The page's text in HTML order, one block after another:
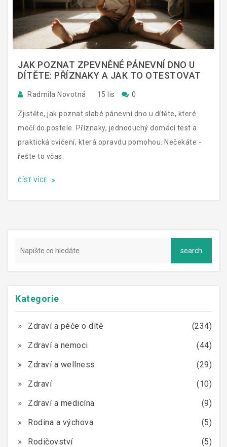
JAK POZNAT ZPEVNĚNÉ PÁNEVNÍ DNO U
DÍTĚTE: PŘÍZNAKY A JAK TO OTESTOVAT
Radmila Novotná 15 lis 0
Zjistěte, jak poznat slabé pánevní dno u dítěte, které
močí do postele. Příznaky, jednoduchý domácí test a
praktická cvičení, která opravdu pomohou. Nečekáte -
řešte to včas.
ČÍST VÍCE
Kategorie
Zdraví a péče o dítě
(234)
Zdraví a nemoci
(44)
Zdraví a wellness
(29)
Zdraví
(10)
Zdraví a medicína
(9)
Rodina a výchova
(5)
Rodičovství
(5)